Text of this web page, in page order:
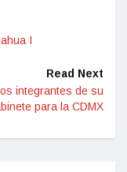
I
Read Next
integrantes de su
para la CDMX